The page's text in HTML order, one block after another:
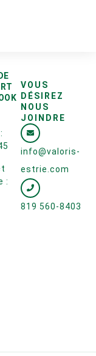
:
VOUS
DÉSIREZ
NOUS
JOINDRE
info@valoris-
estrie.com
819 560-8403